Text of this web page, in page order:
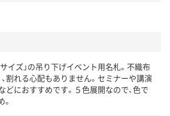
イズ」の吊り下げイベント用名札。不織布
割れる心配もありません。セミナーや講演
どにおすすめです。５色展開なので、色で